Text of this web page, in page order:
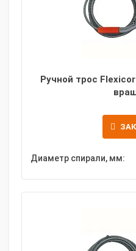
Ручной трос
Диаметр спирали, мм: